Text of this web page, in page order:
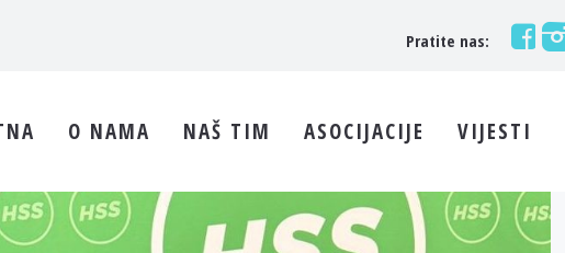
Pratite nas:
O NAMA NAŠ TIM ASOCIJACIJE VIJESTI